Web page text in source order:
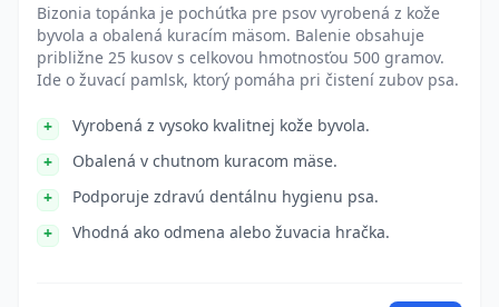
Bizonia topánka je pochúťka pre psov vyrobená z kože
byvola a obalená kuracím mäsom. Balenie obsahuje
približne 25 kusov s celkovou hmotnosťou 500 gramov.
Ide o žuvací pamlsk, ktorý pomáha pri čistení zubov psa.
Vyrobená z vysoko kvalitnej kože byvola.
Obalená v chutnom kuracom mäse.
Podporuje zdravú dentálnu hygienu psa.
Vhodná ako odmena alebo žuvacia hračka.